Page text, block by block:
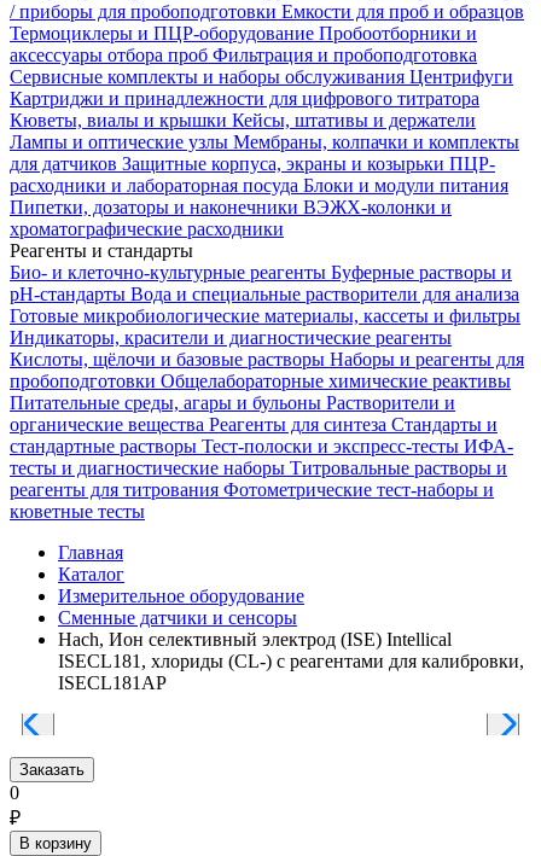
/ приборы для пробоподготовки Емкости для проб и образцов
Термоциклеры и ПЦР-оборудование Пробоотборники и
аксессуары отбора проб Фильтрация и пробоподготовка
Сервисные комплекты и наборы обслуживания Центрифуги
Картриджи и принадлежности для цифрового титратора
Кюветы, виалы и крышки Кейсы, штативы и держатели
Лампы и оптические узлы Мембраны, колпачки и комплекты
для датчиков Защитные корпуса, экраны и козырьки ПЦР-
расходники и лабораторная посуда Блоки и модули питания
Пипетки, дозаторы и наконечники ВЭЖХ-колонки и
хроматографические расходники
Реагенты и стандарты
Био- и клеточно-культурные реагенты Буферные растворы и
pH-стандарты Вода и специальные растворители для анализа
Готовые микробиологические материалы, кассеты и фильтры
Индикаторы, красители и диагностические реагенты
Кислоты, щёлочи и базовые растворы Наборы и реагенты для
пробоподготовки Общелабораторные химические реактивы
Питательные среды, агары и бульоны Растворители и
органические вещества Реагенты для синтеза Стандарты и
стандартные растворы Тест-полоски и экспресс-тесты ИФА-
тесты и диагностические наборы Титровальные растворы и
реагенты для титрования Фотометрические тест-наборы и
кюветные тесты
Главная
Каталог
Измерительное оборудование
Сменные датчики и сенсоры
Hach, Ион селективный электрод (ISE) Intellical
ISECL181, хлориды (CL-) с реагентами для калибровки,
ISECL181AP
Заказать
0
₽
В корзину